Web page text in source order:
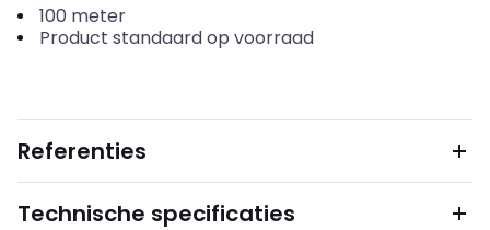
100 meter
Product standaard op voorraad
Referenties
Technische specificaties